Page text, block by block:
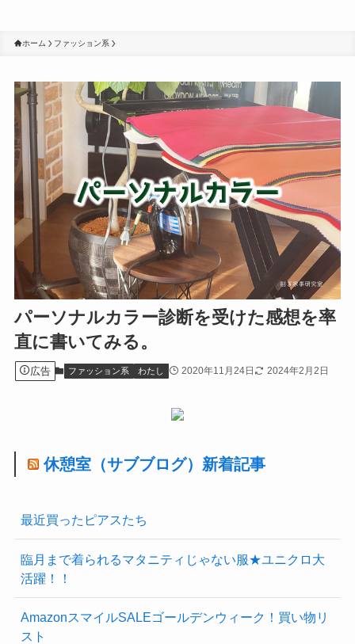
ホーム ファッション系
パーソナルカラー診断を受けた感想を率
直に書いてみる。
広告 ファッション系 わたし 2020年11月24日 2024年2月2日
休憩室（サブブログ）新着記事
最近買ったピアスたち
臨月まで着られるマタニティじゃない服★ユニクロ大
活躍！！
AmazonスマイルSALEゴールデンウィーク！買い物リ
スト